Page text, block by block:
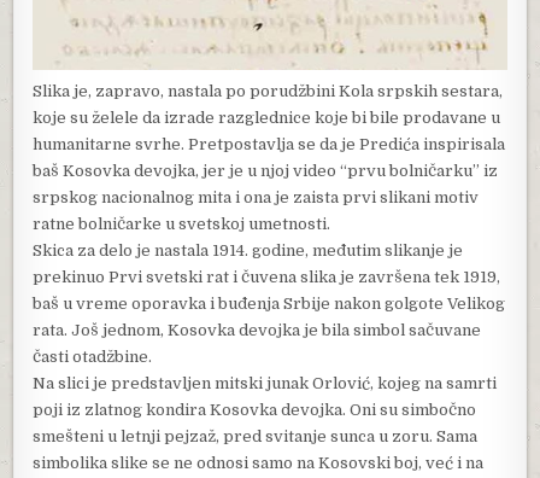
Slika je, zapravo, nastala po porudžbini Kola srpskih sestara,
koje su želele da izrade razglednice koje bi bile prodavane u
humanitarne svrhe. Pretpostavlja se da je Predića inspirisala
baš Kosovka devojka, jer je u njoj video “prvu bolničarku” iz
srpskog nacionalnog mita i ona je zaista prvi slikani motiv
ratne bolničarke u svetskoj umetnosti.
Skica za delo je nastala 1914. godine, međutim slikanje je
prekinuo Prvi svetski rat i čuvena slika je završena tek 1919,
baš u vreme oporavka i buđenja Srbije nakon golgote Velikog
rata. Još jednom, Kosovka devojka je bila simbol sačuvane
časti otadžbine.
Na slici je predstavljen mitski junak Orlović, kojeg na samrti
poji iz zlatnog kondira Kosovka devojka. Oni su simbočno
smešteni u letnji pejzaž, pred svitanje sunca u zoru. Sama
simbolika slike se ne odnosi samo na Kosovski boj, već i na